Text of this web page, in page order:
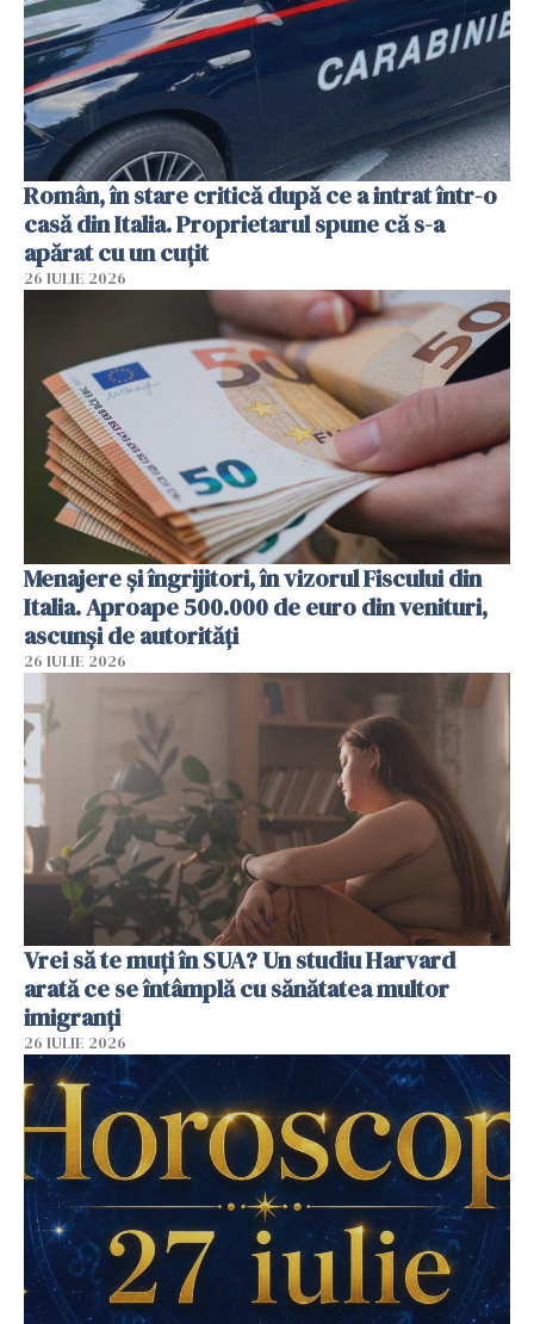
Român, în stare critică după ce a intrat într-o
casă din Italia. Proprietarul spune că s-a
apărat cu un cuțit
26 IULIE 2026
Menajere și îngrijitori, în vizorul Fiscului din
Italia. Aproape 500.000 de euro din venituri,
ascunși de autorități
26 IULIE 2026
Vrei să te muți în SUA? Un studiu Harvard
arată ce se întâmplă cu sănătatea multor
imigranți
26 IULIE 2026